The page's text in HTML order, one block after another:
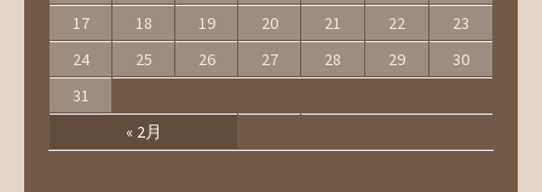
« 2月
17
18 19 20 21 22
23
24
25 26 27 28 29
30
31